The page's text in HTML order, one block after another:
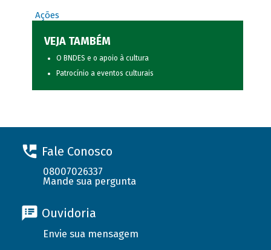
Ações
VEJA TAMBÉM
O BNDES e o apoio à cultura
Patrocínio a eventos culturais
Fale Conosco
08007026337
Mande sua pergunta
Ouvidoria
Envie sua mensagem